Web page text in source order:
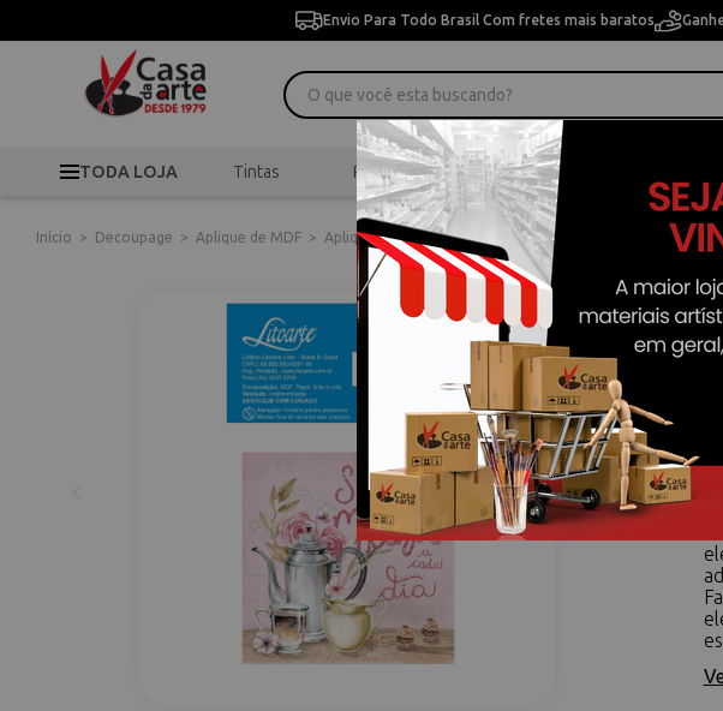
Envio Para Todo Brasil Com fretes mais baratos
TODA LOJA Tintas Pincéis Desenho
Início > Decoupage > Aplique de MDF > Aplique em Mdf Litoarte Café Shabby Chic - Ser Melhor -